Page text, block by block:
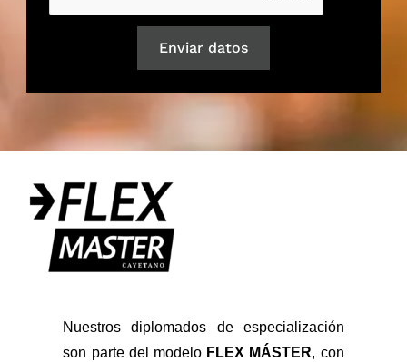
Enviar datos
Nuestros diplomados de especialización
son parte del modelo FLEX MÁSTER, con